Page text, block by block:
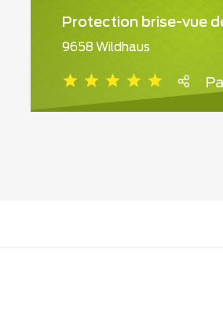
Protection brise-vue
9658 Wildhaus